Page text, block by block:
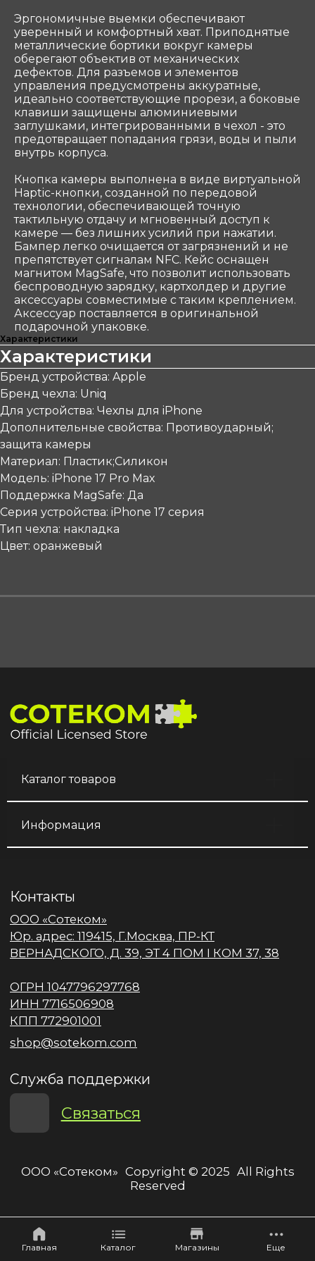
Главная Каталог Магазины Еще
Эргономичные выемки обеспечивают
уверенный и комфортный хват. Приподнятые
металлические бортики вокруг камеры
оберегают объектив от механических
дефектов. Для разъемов и элементов
управления предусмотрены аккуратные,
идеально соответствующие прорези, а боковые
клавиши защищены алюминиевыми
заглушками, интегрированными в чехол - это
предотвращает попадания грязи, воды и пыли
внутрь корпуса.
Кнопка камеры выполнена в виде виртуальной
Haptic-кнопки, созданной по передовой
технологии, обеспечивающей точную
тактильную отдачу и мгновенный доступ к
камере — без лишних усилий при нажатии.
Бампер легко очищается от загрязнений и не
препятствует сигналам NFC. Кейс оснащен
магнитом MagSafe, что позволит использовать
беспроводную зарядку, картхолдер и другие
аксессуары совместимые с таким креплением.
Аксессуар поставляется в оригинальной
подарочной упаковке.
Характеристики
Характеристики
Бренд устройства: Apple
Бренд чехла: Uniq
Для устройства: Чехлы для iPhone
Дополнительные свойства: Противоударный;
защита камеры
Материал: Пластик;Силикон
Модель: iPhone 17 Pro Max
Поддержка MagSafe: Да
Серия устройства: iPhone 17 серия
Тип чехла: накладка
Цвет: оранжевый
Каталог товаров
Информация
ООО «Coтеком» Copyright © 2025 All Rights
Reserved